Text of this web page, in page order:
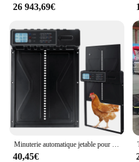
26 943,69€
Minuterie automatique jetable pour porte de coop, affichage du moteur, ascenseur de synchronisation, étanche à l'eau, cages pour animaux de compagnie, extérieur, accessoire de ferme
40,45€